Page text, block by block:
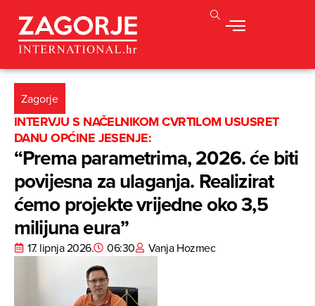
Zagorje
INTERVJU S NAČELNIKOM CVRTILOM USUSRET
DANU OPĆINE JESENJE:
“Prema parametrima, 2026. će biti
povijesna za ulaganja. Realizirat
ćemo projekte vrijedne oko 3,5
milijuna eura”
17. lipnja 2026. 06:30 Vanja Hozmec